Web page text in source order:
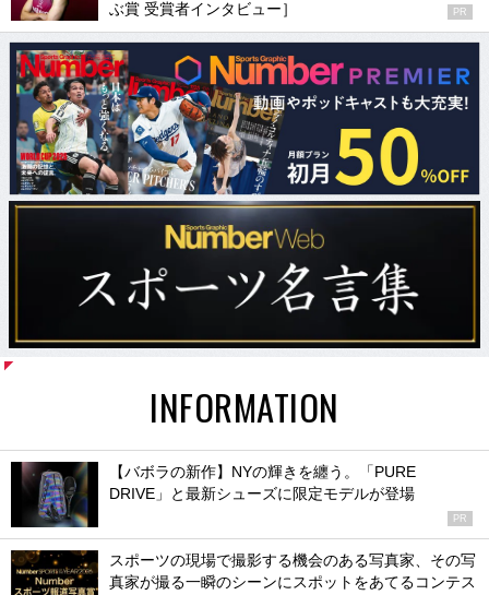
ぶ賞 受賞者インタビュー］
PR
INFORMATION
【バボラの新作】NYの輝きを纏う。「PURE
DRIVE」と最新シューズに限定モデルが登場
PR
スポーツの現場で撮影する機会のある写真家、その写
真家が撮る一瞬のシーンにスポットをあてるコンテス